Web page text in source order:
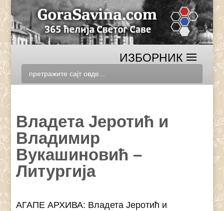
Владета Јеротић и
Владимир
Вукашиновић –
Литургија
АГАПЕ АРХИВА: Владета Јеротић и